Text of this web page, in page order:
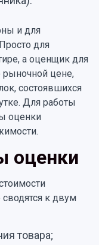
и для
для
а оценщик для
рыночной цене,
состоявшихся
Для работы
оценки
оценки
к двум
товара;